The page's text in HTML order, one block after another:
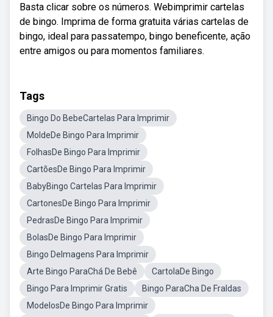
Basta clicar sobre os números. Webimprimir cartelas
de bingo. Imprima de forma gratuita várias cartelas de
bingo, ideal para passatempo, bingo beneficente, ação
entre amigos ou para momentos familiares.
Tags
Bingo Do BebeCartelas Para Imprimir
MoldeDe Bingo Para Imprimir
FolhasDe Bingo Para Imprimir
CartõesDe Bingo Para Imprimir
BabyBingo Cartelas Para Imprimir
CartonesDe Bingo Para Imprimir
PedrasDe Bingo Para Imprimir
BolasDe Bingo Para Imprimir
Bingo DeImagens Para Imprimir
Arte Bingo ParaChá De Bebê
CartolaDe Bingo
Bingo Para Imprimir Gratis
Bingo ParaCha De Fraldas
ModelosDe Bingo Para Imprimir